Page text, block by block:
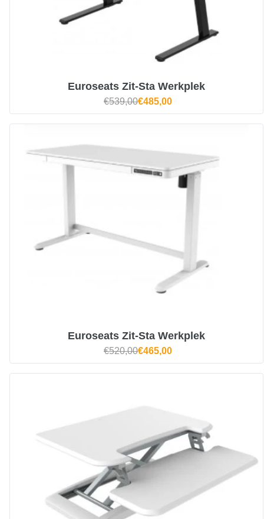
Euroseats Zit-Sta Werkplek
€539,00€485,00
Euroseats Zit-Sta Werkplek
€520,00€465,00